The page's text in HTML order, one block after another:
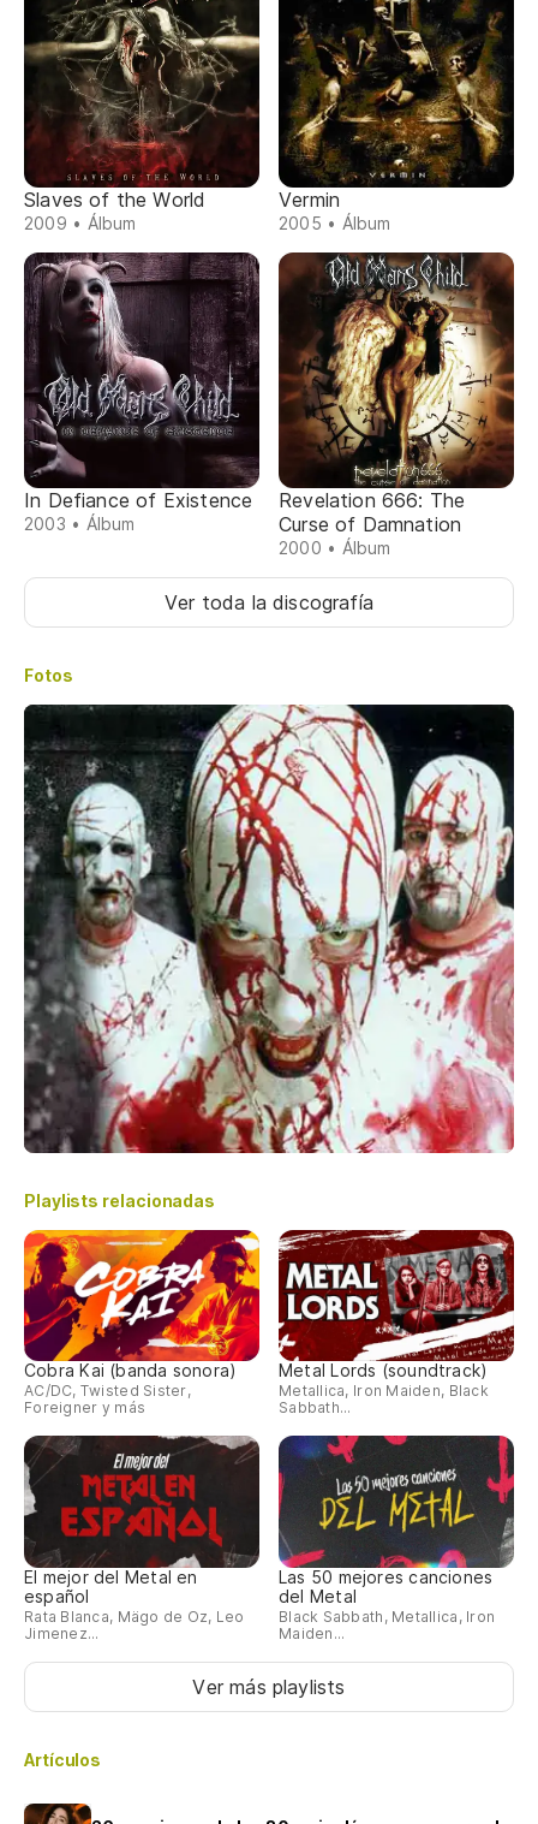
Slaves of the World
2009 • Álbum
Vermin
2005 • Álbum
In Defiance of Existence
2003 • Álbum
Revelation 666: The
Curse of Damnation
2000 • Álbum
Ver toda la discografía
Fotos
Playlists relacionadas
Cobra Kai (banda sonora)
AC/DC, Twisted Sister,
Foreigner y más
Metal Lords (soundtrack)
Metallica, Iron Maiden, Black
Sabbath...
El mejor del Metal en
español
Rata Blanca, Mägo de Oz, Leo
Jimenez...
Las 50 mejores canciones
del Metal
Black Sabbath, Metallica, Iron
Maiden...
Ver más playlists
Artículos